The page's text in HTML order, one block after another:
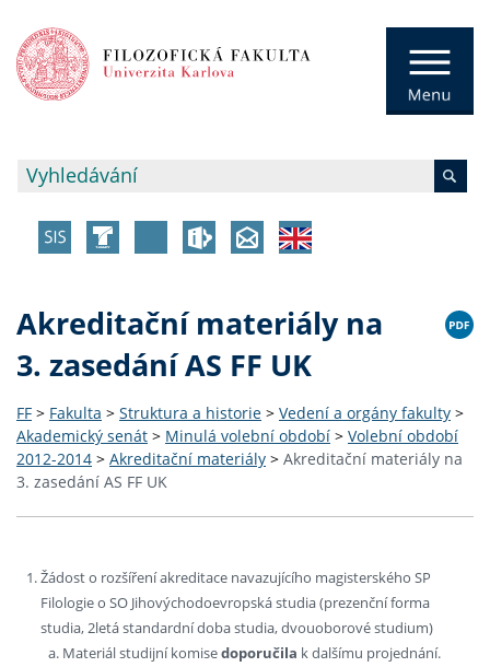
Akreditační materiály na
3. zasedání AS FF UK
FF > Fakulta > Struktura a historie > Vedení a orgány fakulty >
Akademický senát > Minulá volební období > Volební období
2012-2014 > Akreditační materiály > Akreditační materiály na
3. zasedání AS FF UK
Žádost o rozšíření akreditace navazujícího magisterského SP
Filologie o SO Jihovýchodoevropská studia (prezenční forma
studia, 2letá standardní doba studia, dvouoborové studium)
Materiál studijní komisedoporučila k dalšímu projednání.